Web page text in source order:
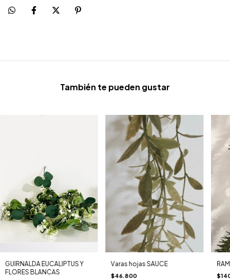
También te pueden gustar
GUIRNALDA EUCALIPTUS Y
FLORES BLANCAS
Varas hojas SAUCE
$46.800